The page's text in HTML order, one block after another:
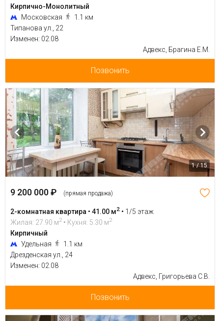
Кирпично-Монолитный
Московская
1.1 км
Типанова ул., 22
Изменен: 02.08
Адвекс, Брагина Е.М.
Позвонить
1 / 15
9 200 000 ₽ (прямая продажа)
2-комнатная квартира • 41.00 м2 • 1/5 этаж
Жилая: 27.90 м2 • Кухня: 5.30 м2
Кирпичный
Удельная
1.1 км
Дрезденская ул., 24
Изменен: 02.08
Адвекс, Григорьева С.В.
Позвонить